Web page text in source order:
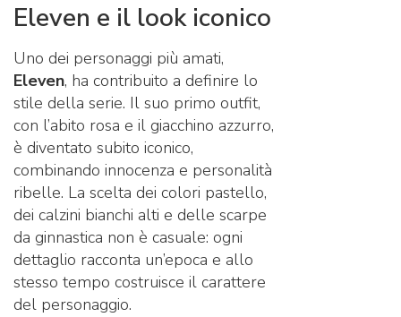
Eleven e il look iconico
Uno dei personaggi più amati,
Eleven, ha contribuito a definire lo
stile della serie. Il suo primo outfit,
con l’abito rosa e il giacchino azzurro,
è diventato subito iconico,
combinando innocenza e personalità
ribelle. La scelta dei colori pastello,
dei calzini bianchi alti e delle scarpe
da ginnastica non è casuale: ogni
dettaglio racconta un’epoca e allo
stesso tempo costruisce il carattere
del personaggio.